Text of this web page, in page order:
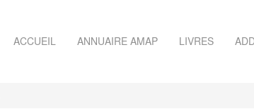
ACCUEIL ANNUAIRE AMAP LIVRES